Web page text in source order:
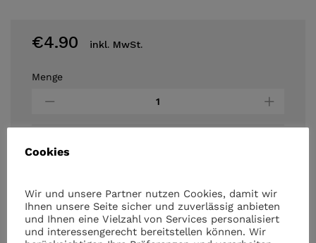
€4.90 inkl. MwSt.
Duracell
AA
Power
Pack
MN1500/LR06
quantity
Menge
Cookies
Wir und unsere Partner nutzen Cookies, damit wir
Ihnen unsere Seite sicher und zuverlässig anbieten
und Ihnen eine Vielzahl von Services personalisiert
und interessengerecht bereitstellen können. Wir